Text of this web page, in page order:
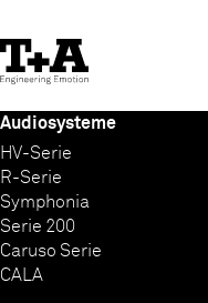
to
Content
Audiosysteme
HV-Serie
R-Serie
Symphonia
Serie 200
Caruso Serie
CALA